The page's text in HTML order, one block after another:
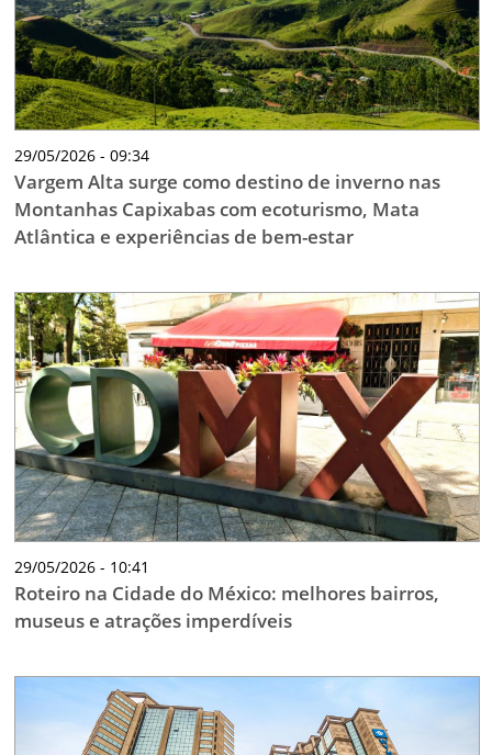
29/05/2026 - 09:34
Vargem Alta surge como destino de inverno nas
Montanhas Capixabas com ecoturismo, Mata
Atlântica e experiências de bem-estar
29/05/2026 - 10:41
Roteiro na Cidade do México: melhores bairros,
museus e atrações imperdíveis